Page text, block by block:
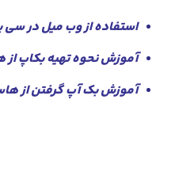
استفاده از وب میل در سی
آموزش نحوه تهیه بکاپ
آموزش بک آپ گرفتن از